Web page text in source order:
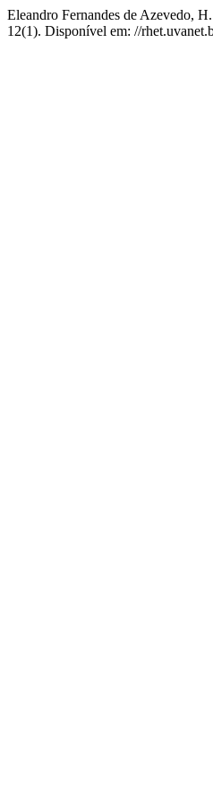
Eleandro Fernandes de
12(1). Disponível em: //